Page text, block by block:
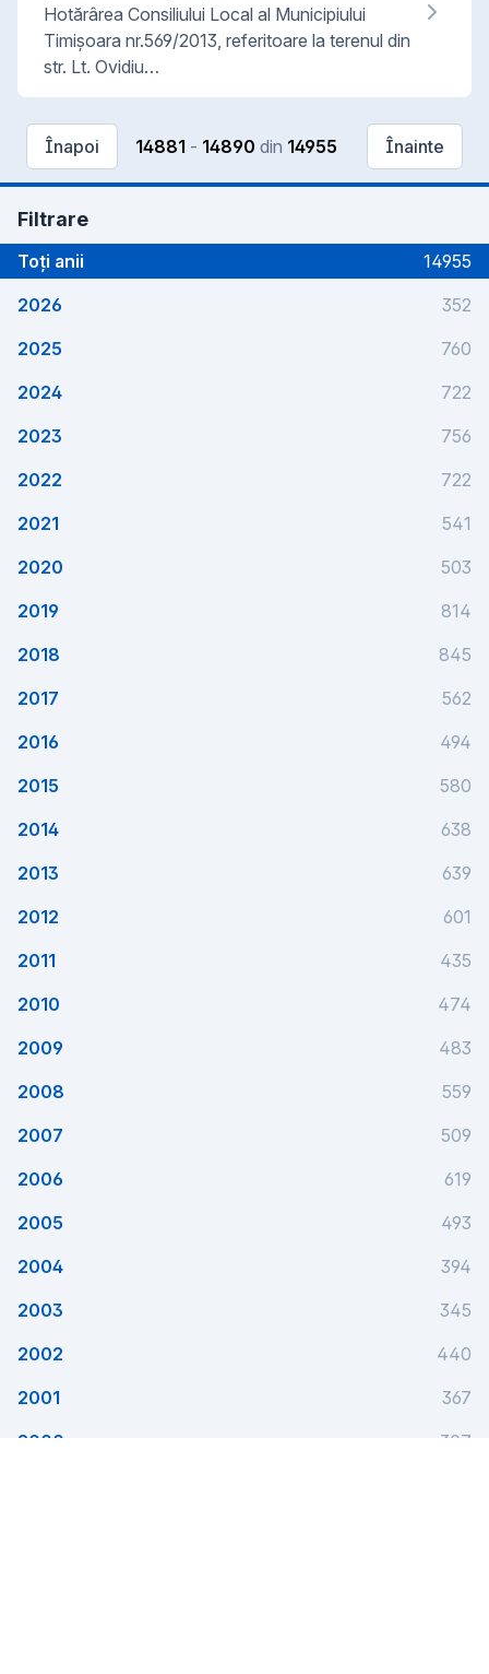
Hotărârea Consiliului Local al Municipiului
Timișoara nr.569/2013, referitoare la terenul din
str. Lt. Ovidiu…
Înapoi 14881 - 14890 din 14955 Înainte
Filtrare
Toți anii
14955
2026
352
2025
760
2024
722
2023
756
2022
722
2021
541
2020
503
2019
814
2018
845
2017
562
2016
494
2015
580
2014
638
2013
639
2012
601
2011
435
2010
474
2009
483
2008
559
2007
509
2006
619
2005
493
2004
394
2003
345
2002
440
2001
367
2000
307